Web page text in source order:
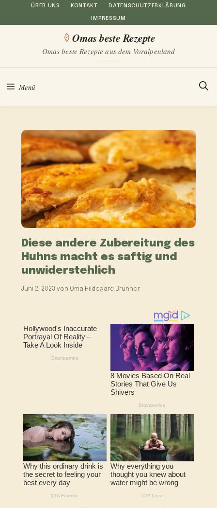
Inhalt
ÜBER UNS KONTAKT DATENSCHUTZERKLÄRUNG
IMPRESSUM
Omas beste Rezepte
Omas beste Rezepte aus dem Voralpenland
Menü
Diese andere Zubereitung des
Huhns macht es saftig und
unwiderstehlich
Juni 2, 2023 von Oma Hildegard Brunner